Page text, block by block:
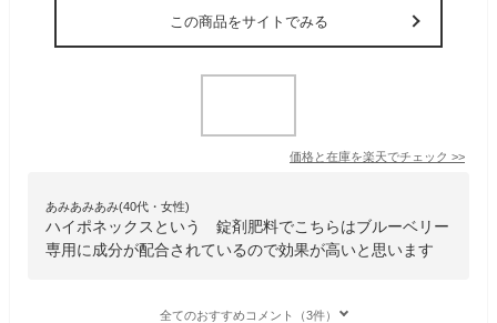
この商品をサイトでみる
価格と在庫を楽天でチェック >>
あみあみあみ(40代・女性)
ハイポネックスという 錠剤肥料でこちらはブルーベリー
専用に成分が配合されているので効果が高いと思います
全てのおすすめコメント（3件）